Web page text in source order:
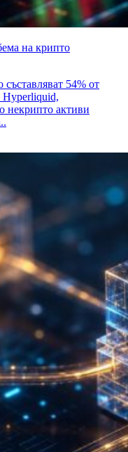
на крипто
54% от
Hyperliquid,
некрипто активи